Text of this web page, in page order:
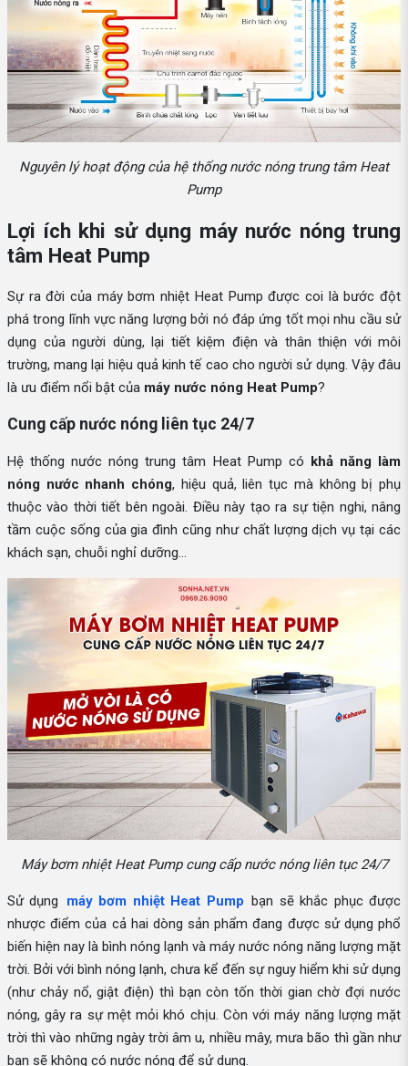
Nguyên lý hoạt động của hệ thống nước nóng trung tâm Heat
Pump
Lợi ích khi sử dụng máy nước nóng trung
tâm Heat Pump
Sự ra đời của máy bơm nhiệt Heat Pump được coi là bước đột
phá trong lĩnh vực năng lượng bởi nó đáp ứng tốt mọi nhu cầu sử
dụng của người dùng, lại tiết kiệm điện và thân thiện với môi
trường, mang lại hiệu quả kinh tế cao cho người sử dụng. Vậy đâu
là ưu điểm nổi bật của máy nước nóng Heat Pump?
Cung cấp nước nóng liên tục 24/7
Hệ thống nước nóng trung tâm Heat Pump có khả năng làm
nóng nước nhanh chóng, hiệu quả, liên tục mà không bị phụ
thuộc vào thời tiết bên ngoài. Điều này tạo ra sự tiện nghi, nâng
tầm cuộc sống của gia đình cũng như chất lượng dịch vụ tại các
khách sạn, chuỗi nghỉ dưỡng…
Máy bơm nhiệt Heat Pump cung cấp nước nóng liên tục 24/7
Sử dụng máy bơm nhiệt Heat Pump
bạn sẽ khắc phục được
nhược điểm của cả hai dòng sản phẩm đang được sử dụng phổ
biến hiện nay là bình nóng lạnh và máy nước nóng năng lượng mặt
trời. Bởi với bình nóng lạnh, chưa kể đến sự nguy hiểm khi sử dụng
(như chảy nổ, giật điện) thì bạn còn tốn thời gian chờ đợi nước
nóng, gây ra sự mệt mỏi khó chịu. Còn với máy năng lượng mặt
trời thì vào những ngày trời âm u, nhiều mây, mưa bão thì gần như
bạn sẽ không có nước nóng để sử dụng.